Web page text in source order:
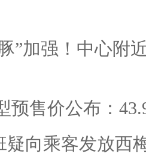
”加强！中心附
预售价公布：
疑向乘客发放西